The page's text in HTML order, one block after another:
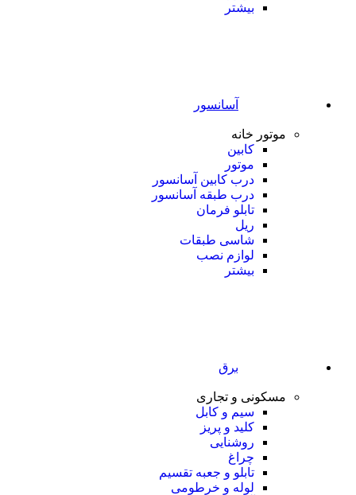
بیشتر
آسانسور
موتور خانه
کابین
موتور
درب کابین آسانسور
درب طبقه آسانسور
تابلو فرمان
ریل
شاسی طبقات
لوازم نصب
بیشتر
برق
مسکونی و تجاری
سیم و کابل
کلید و پریز
روشنایی
چراغ
تابلو و جعبه تقسیم
لوله و خرطومی